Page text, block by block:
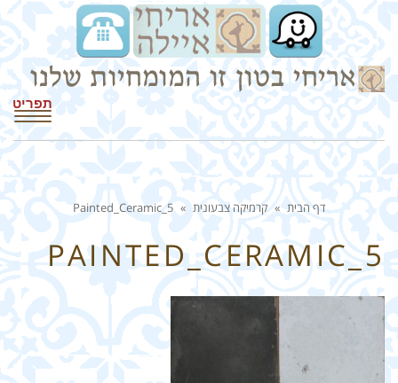
תפריט
דף הבית » קרמיקה צבעונית »
Painted_Ceramic_5
PAINTED_CERAMIC_5